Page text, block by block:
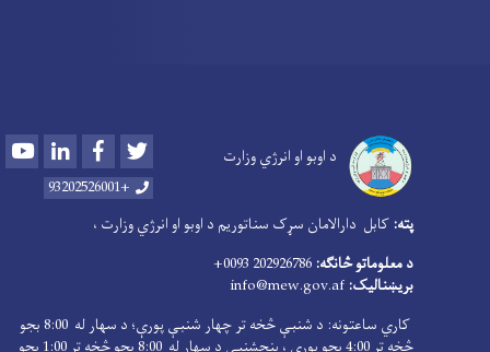
د اوبو او انرژي وزارت YoutubeLinkedInFacebook
+93202526001
پته: کابل دارالامان سړک سناتوریم د اوبو او انرژي وزارت ،
د معلوماتو څانګه: 202926786 0093+
بریښنالیک: info@mew.gov.af
کاري ساعتونه: د شنبې څخه تر چهار شنبې پورې؛ د سهار له 8:00 بجو